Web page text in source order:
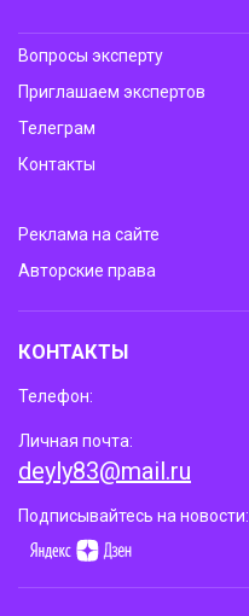
Вопросы эксперту
Приглашаем экспертов
Телеграм
Контакты
Реклама на сайте
Авторские права
КОНТАКТЫ
Телефон:
Личная почта:
deyly83@mail.ru
Подписывайтесь на новости: